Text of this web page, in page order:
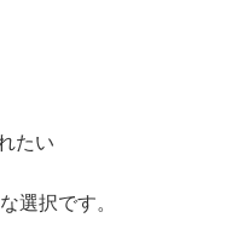
たい
選択です。